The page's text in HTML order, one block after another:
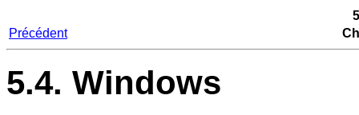
Précédent
5.4. Windows